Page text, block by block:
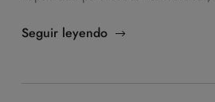
Seguir leyendo